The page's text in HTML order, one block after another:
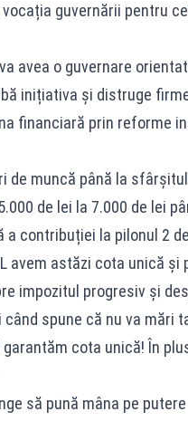
guvernării pentru
avea o guvernare
inițiativa și distruge
financiară prin reforme
de muncă până la
de lei la 7.000 de lei
contribuției la pilonul 2
avem astăzi cota unică și
impozitul progresiv și
spune că nu va mări
garantăm cota unică! În
să pună mâna pe